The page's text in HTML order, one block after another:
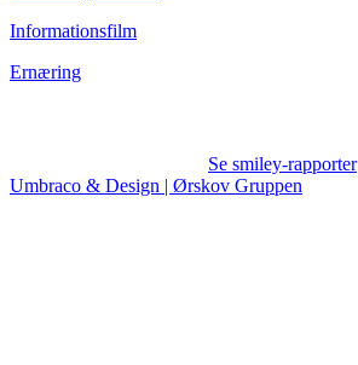
Informationsfilm
Ernæring
Se smiley-rapporter
Umbraco & Design | Ørskov Gruppen